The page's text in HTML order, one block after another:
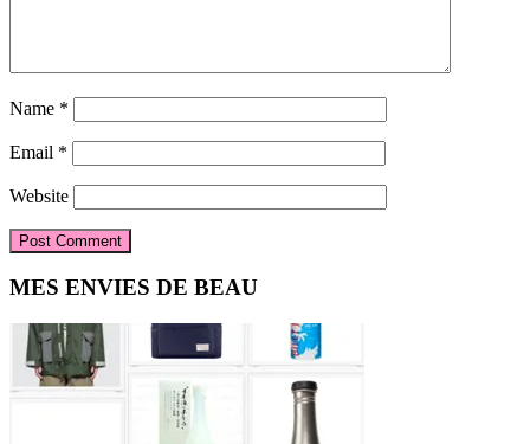
Name *
Email *
Website
Primary
Sidebar
MES ENVIES DE BEAU